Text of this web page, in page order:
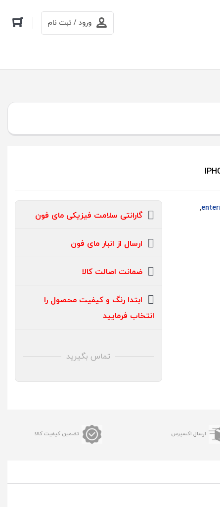
ورود / ثبت نام
,
گارانتی سلامت فیزیکی مای فون
ارسال از انبار مای فون
ضمانت اصالت کالا
ابتدا رنگ و کیفیت محصول را
انتخاب فرمایید
تماس بگیرید
ارسال اکسپرس تضمین کیفیت کالا